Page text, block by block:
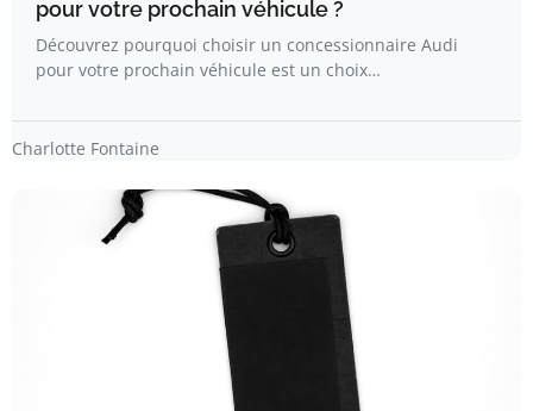
pour votre prochain véhicule ?
Découvrez pourquoi choisir un concessionnaire Audi
pour votre prochain véhicule est un choix…
Charlotte Fontaine